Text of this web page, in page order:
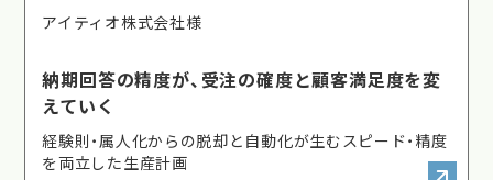
アイティオ株式会社様
納期回答の精度が、受注の確度と顧客満足度を変
えていく
経験則・属人化からの脱却と自動化が生むスピード・精度
を両立した生産計画